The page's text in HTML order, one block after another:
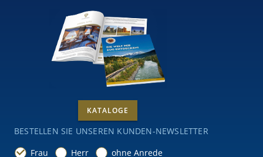
KATALOGE
BESTELLEN SIE UNSEREN KUNDEN-NEWSLETTER
Frau
Herr ohne Anrede